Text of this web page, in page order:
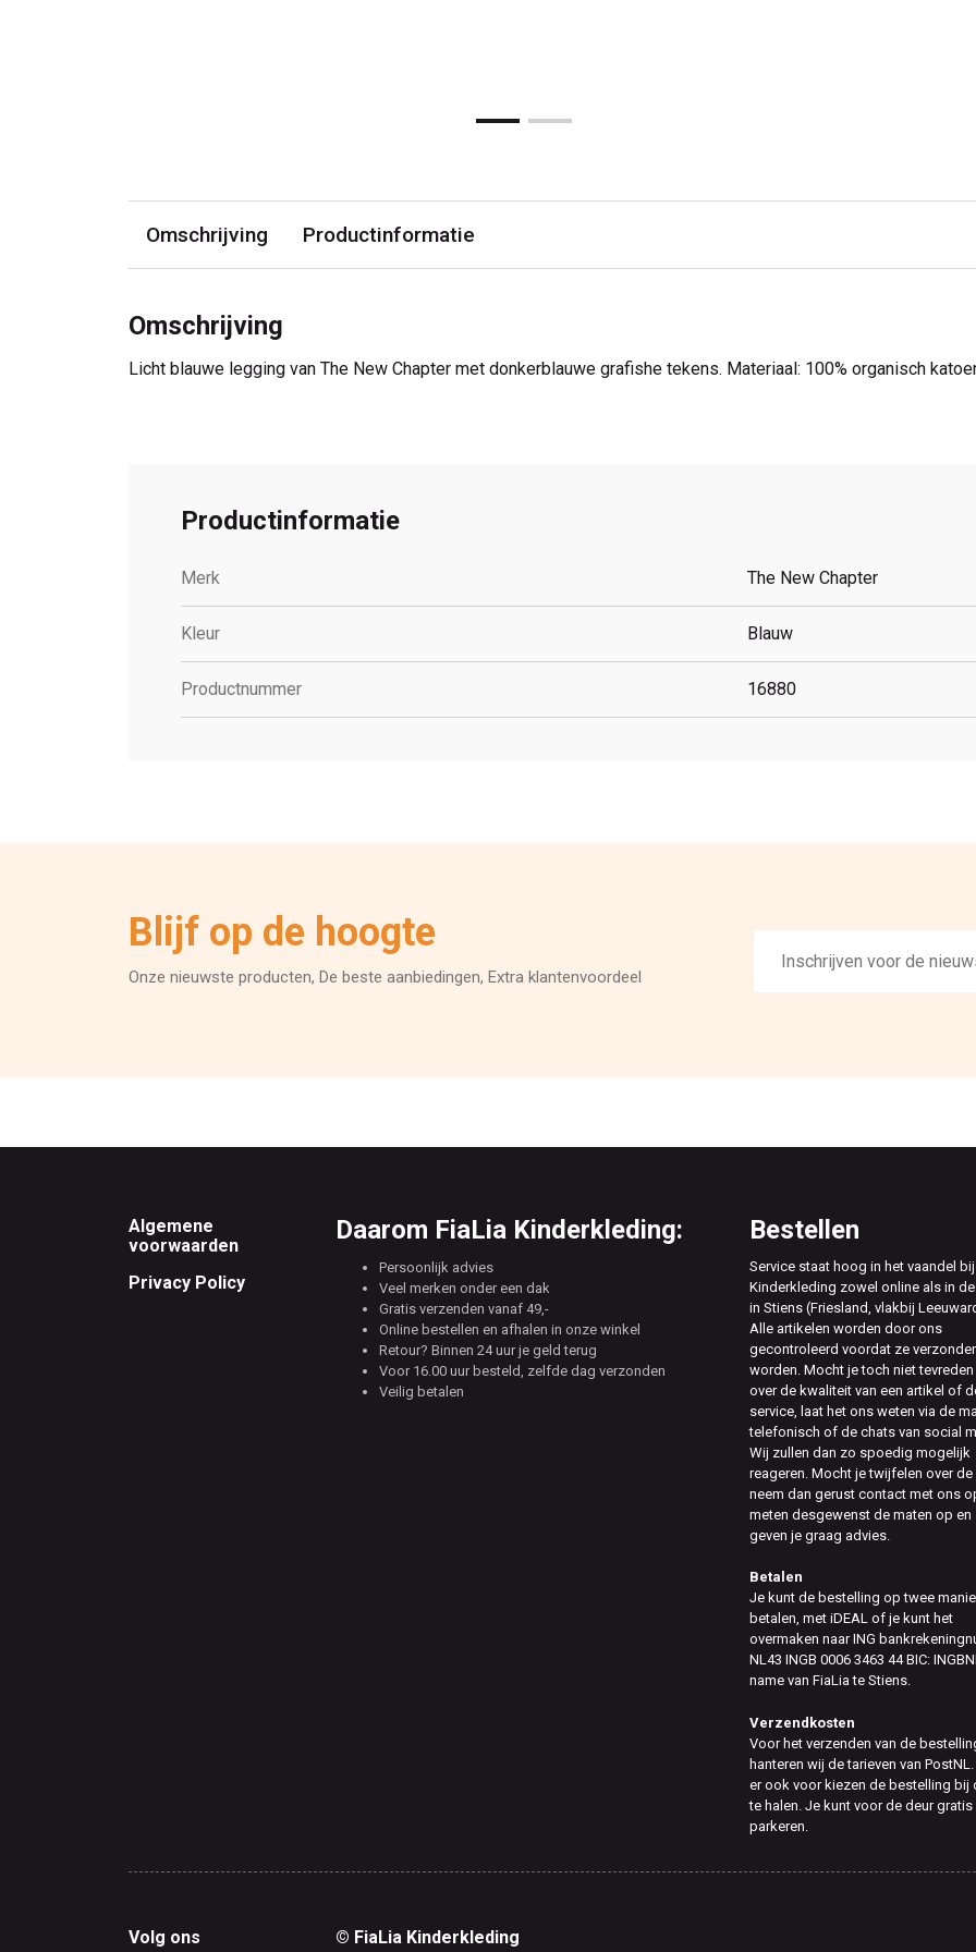
Omschrijving Productinformatie
Omschrijving
Licht blauwe legging van The New Chapter met donkerblauwe grafishe tekens. Materiaal: 100% organisch
Productinformatie
Merk The New Chapter
Kleur Blauw
Productnummer 16880
Blijf op de hoogte
Onze nieuwste producten, De beste aanbiedingen, Extra klantenvoordeel
mailadres
Footer
Algemene
voorwaarden
Privacy Policy
Daarom FiaLia Kinderkleding:
Persoonlijk advies
Veel merken onder een dak
Gratis verzenden vanaf 49,-
Online bestellen en afhalen in onze winkel
Retour? Binnen 24 uur je geld terug
Voor 16.00 uur besteld, zelfde dag verzonden
Veilig betalen
Bestellen
Service staat hoog in het vaandel
Kinderkleding zowel online als in
in Stiens (Friesland, vlakbij
Alle artikelen worden door ons
gecontroleerd voordat ze
worden. Mocht je toch niet
over de kwaliteit van een artikel of
service, laat het ons weten via de
telefonisch of de chats van social
Wij zullen dan zo spoedig mogelijk
reageren. Mocht je twijfelen over de
neem dan gerust contact met ons
meten desgewenst de maten op en
geven je graag advies.
Betalen
Je kunt de bestelling op twee
betalen, met iDEAL of je kunt het
overmaken naar ING
NL43 INGB 0006 3463 44 BIC:
name van FiaLia te Stiens.
Verzendkosten
Voor het verzenden van de
hanteren wij de tarieven van
er ook voor kiezen de bestelling bij
te halen. Je kunt voor de deur gratis
parkeren.
Volg ons © FiaLia Kinderkleding